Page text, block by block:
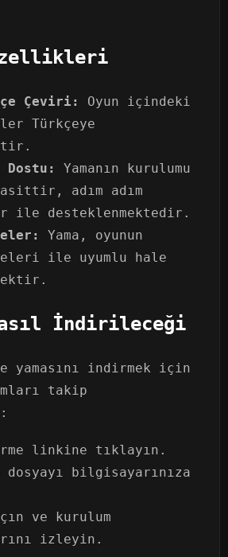
Çeviri:
Oyun içindeki
Türkçeye
Dostu:
Yamanın kurulumu
adım adım
ile desteklenmektedir.
Yama, oyunun
ile uyumlu hale
İndirileceği
yamasını indirmek için
takip
linkine tıklayın.
bilgisayarınıza
ve kurulum
izleyin.